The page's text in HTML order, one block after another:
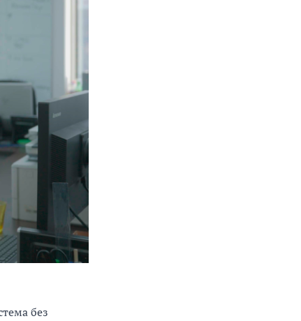
без